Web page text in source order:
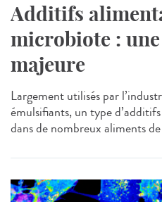
Additifs
microbiote : une
majeure
Largement utilisés par
émulsifiants, un type
dans de nombreux aliments